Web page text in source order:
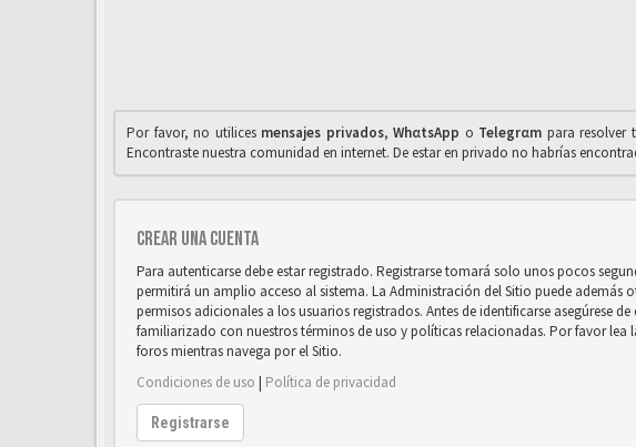
Por favor, no utilices mensajes privados,WhαtsApp o Telegrαm para resolver
Encontraste nuestra comunidad en internet. De estar en privado no habrías
Crear una cuenta
Para autenticarse debe estar registrado. Registrarse tomará solo unos pocos
permitirá un amplio acceso al sistema. La Administración del Sitio puede además
permisos adicionales a los usuarios registrados. Antes de identificarse asegúrese de
familiarizado con nuestros términos de uso y políticas relacionadas. Por favor lea
foros mientras navega por el Sitio.
Condiciones de uso | Política de privacidad
Registrarse